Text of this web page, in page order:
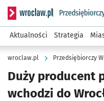
Serwis informacyjny
Aktualności Strategia
wroclaw.pl Przedsiębiorczy
Duży producent
wchodzi do